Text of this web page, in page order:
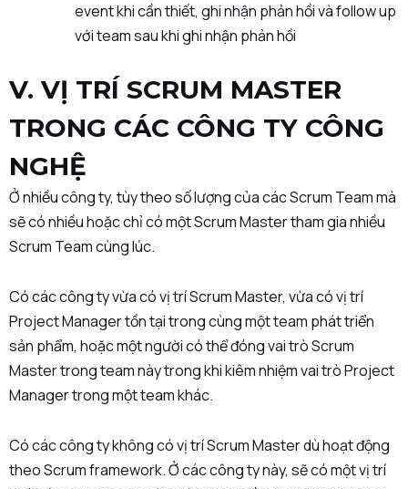
event khi cần thiết, ghi nhận phản hồi và follow up
với team sau khi ghi nhận phản hồi
V. VỊ TRÍ SCRUM MASTER
TRONG CÁC CÔNG TY CÔNG
NGHỆ
Ở nhiều công ty, tùy theo số lượng của các Scrum Team mà
sẽ có nhiều hoặc chỉ có một Scrum Master tham gia nhiều
Scrum Team cùng lúc.
Có các công ty vừa có vị trí Scrum Master, vừa có vị trí
Project Manager tồn tại trong cùng một team phát triển
sản phẩm, hoặc một người có thể đóng vai trò Scrum
Master trong team này trong khi kiêm nhiệm vai trò Project
Manager trong một team khác.
Có các công ty không có vị trí Scrum Master dù hoạt động
theo Scrum framework. Ở các công ty này, sẽ có một vị trí